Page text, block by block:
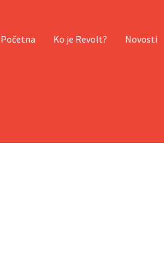
Početna Ko je Revolt? Novosti